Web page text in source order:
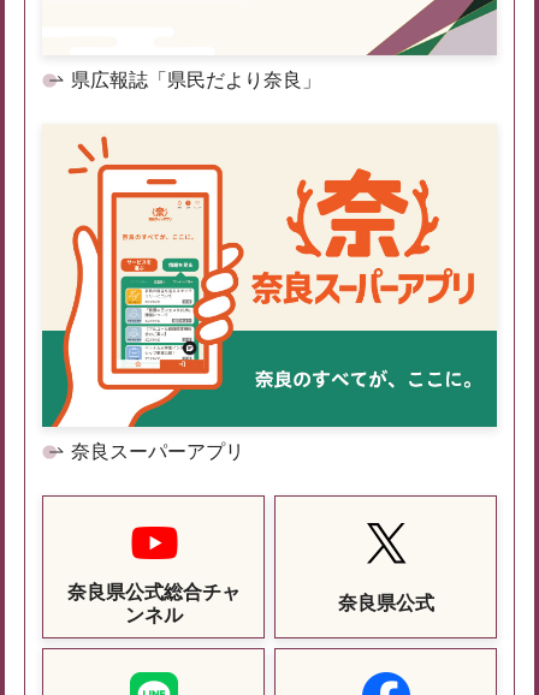
県広報誌「県民だより奈良」
奈良スーパーアプリ
奈良県公式総合チャ
ンネル
奈良県公式